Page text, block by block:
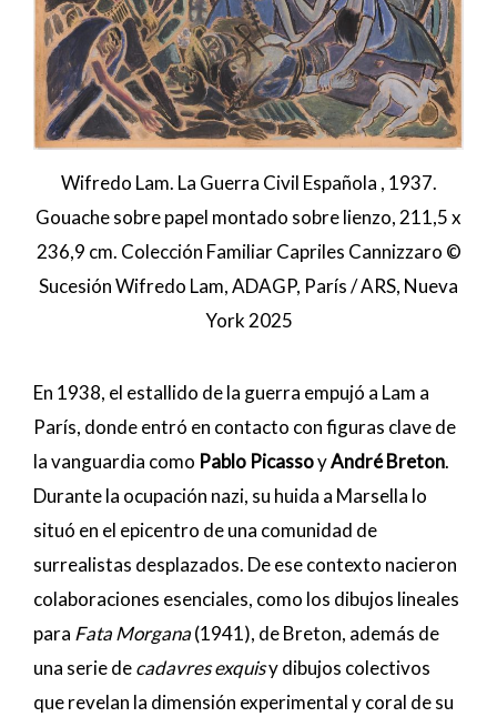
Wifredo Lam. La Guerra Civil Española , 1937.
Gouache sobre papel montado sobre lienzo, 211,5 x
236,9 cm. Colección Familiar Capriles Cannizzaro ©
Sucesión Wifredo Lam, ADAGP, París / ARS, Nueva
York 2025
En 1938, el estallido de la guerra empujó a Lam a
París, donde entró en contacto con figuras clave de
la vanguardia como Pablo PicassoyAndré Breton.
Durante la ocupación nazi, su huida a Marsella lo
situó en el epicentro de una comunidad de
surrealistas desplazados. De ese contexto nacieron
colaboraciones esenciales, como los dibujos lineales
para Fata Morgana(1941), de Breton, además de
una serie decadavres exquisy dibujos colectivos
que revelan la dimensión experimental y coral de su